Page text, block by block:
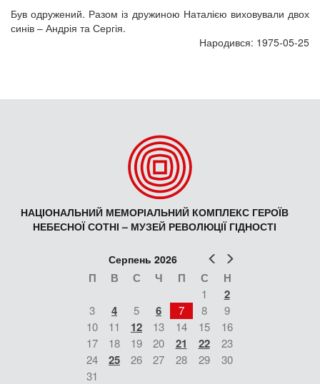
Був одружений. Разом із дружиною Наталією виховували двох
синів – Андрія та Сергія.
Народився: 1975-05-25
НАЦІОНАЛЬНИЙ МЕМОРІАЛЬНИЙ КОМПЛЕКС ГЕРОЇВ
НЕБЕСНОЇ СОТНІ – МУЗЕЙ РЕВОЛЮЦІЇ ГІДНОСТІ
Попер
Серпень 2026
П В С Ч П С Н
1 2
3 4 5 6 7 8
9
10
11 12 13 14 15
16
17
18 19 20 21 22
23
24
25 26 27 28 29
30
31